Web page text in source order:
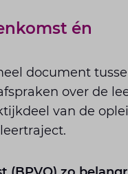
én
document
over de
van de